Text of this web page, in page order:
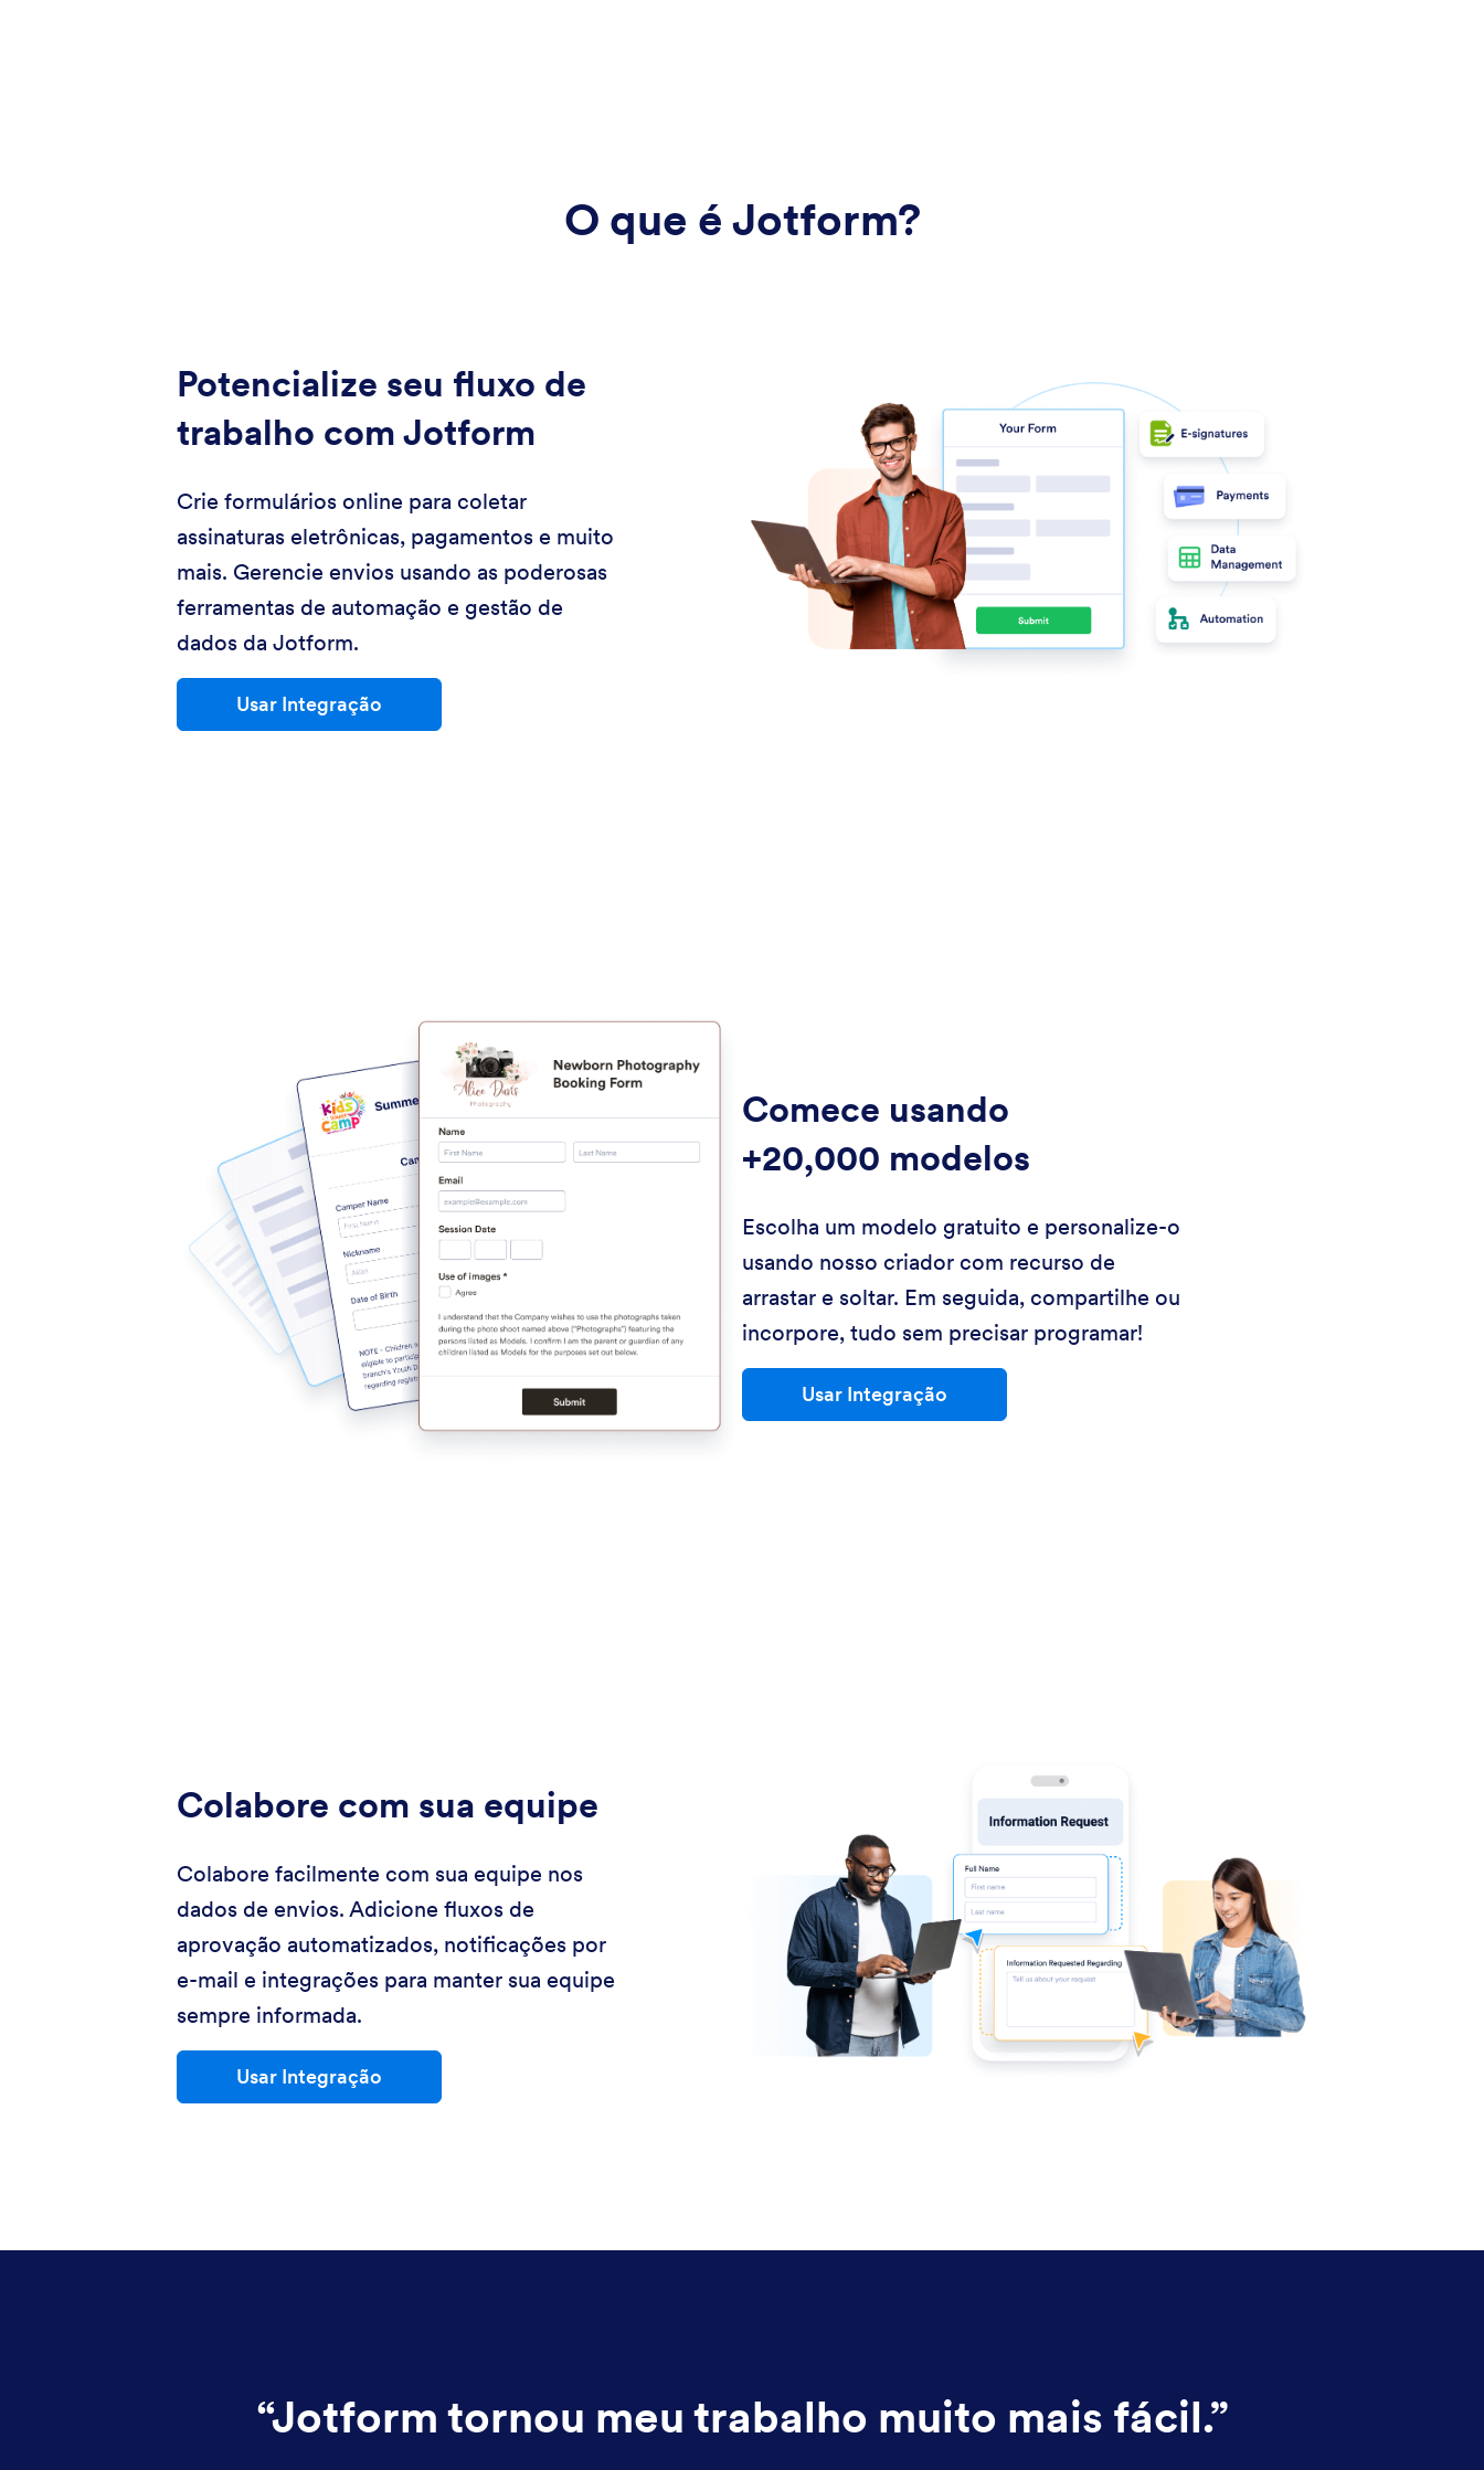
O que é Jotform?
Potencialize seu fluxo de
trabalho com Jotform
Crie formulários online para coletar
assinaturas eletrônicas, pagamentos e muito
mais. Gerencie envios usando as poderosas
ferramentas de automação e gestão de
dados da Jotform.
Usar Integração
Comece usando
+20,000 modelos
Escolha um modelo gratuito e personalize-o
usando nosso criador com recurso de
arrastar e soltar. Em seguida, compartilhe ou
incorpore, tudo sem precisar programar!
Usar Integração
Colabore com sua equipe
Colabore facilmente com sua equipe nos
dados de envios. Adicione fluxos de
aprovação automatizados, notificações por
e-mail e integrações para manter sua equipe
sempre informada.
Usar Integração
“Jotform tornou meu trabalho muito mais fácil.”